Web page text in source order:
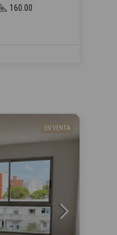
160.00
EN VENTA